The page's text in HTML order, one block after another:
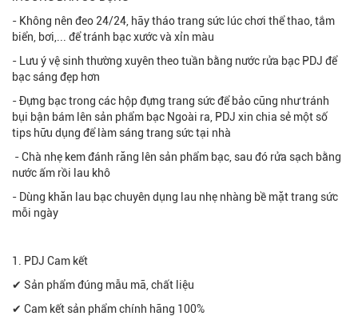
- Không nên đeo 24/24, hãy tháo trang sức lúc chơi thể thao, tắm
biển, bơi,... để tránh bạc xước và xỉn màu
- Lưu ý vệ sinh thường xuyên theo tuần bằng nước rửa bạc PDJ để
bạc sáng đẹp hơn
- Đựng bạc trong các hộp đựng trang sức để bảo cũng như tránh
bụi bận bám lên sản phẩm bạc Ngoài ra, PDJ xin chia sẻ một số
tips hữu dụng để làm sáng trang sức tại nhà
- Chà nhẹ kem đánh răng lên sản phẩm bạc, sau đó rửa sạch bằng
nước ấm rồi lau khô
- Dùng khăn lau bạc chuyên dụng lau nhẹ nhàng bề mặt trang sức
mỗi ngày
1. PDJ Cam kết
✔ Sản phẩm đúng mẫu mã, chất liệu
✔ Cam kết sản phẩm chính hãng 100%